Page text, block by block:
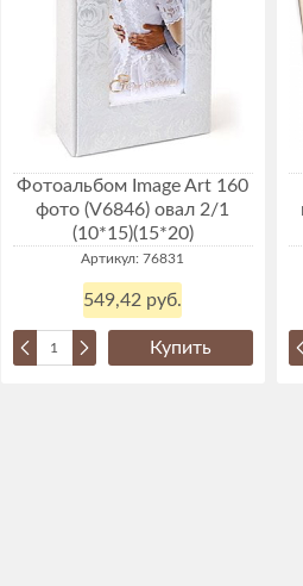
Фотоальбом Image Art 160
фото (V6846) овал 2/1
(10*15)(15*20)
Артикул: 76831
549,42 руб.
Купить